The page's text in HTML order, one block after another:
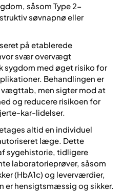
såsom Type 2-
søvnapnø eller
på etablerede
svær overvægt
sygdom med øget risiko for
Behandlingen er
men sigter mod at
og reducere risikoen for
kar-lidelser.
altid en individuel
læge. Dette
sygehistorie, tidligere
laboratorieprøver, såsom
(HbA1c) og leverværdier,
er hensigtsmæssig og sikker.